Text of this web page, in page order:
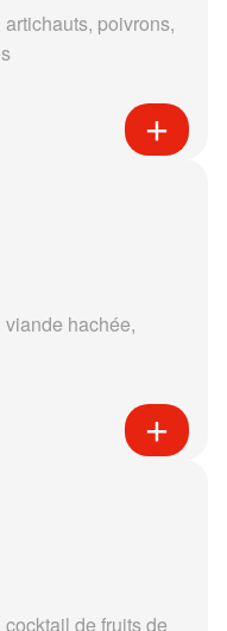
poivrons,
hachée,
de fruits de